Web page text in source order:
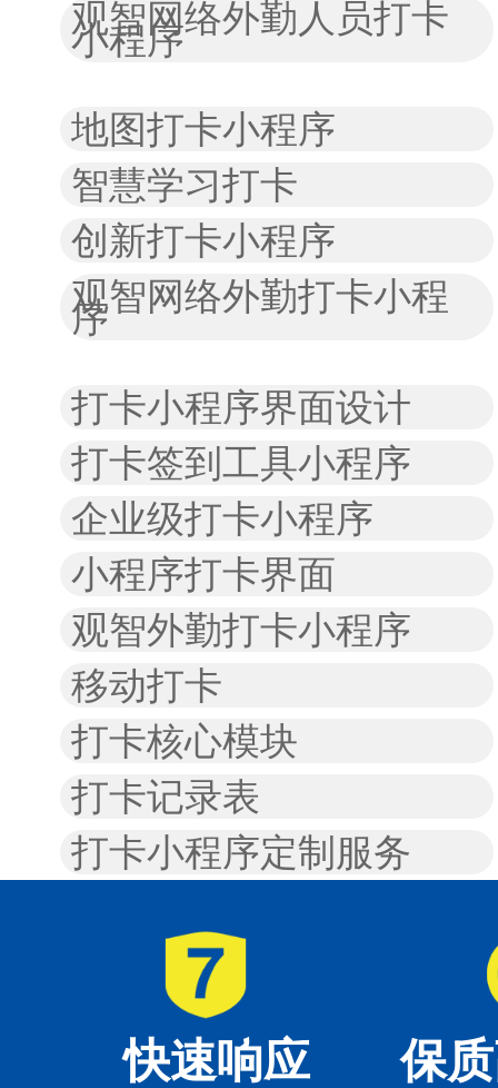
观智网络外勤人员打卡
小程序
地图打卡小程序
智慧学习打卡
创新打卡小程序
观智网络外勤打卡小程
序
打卡小程序界面设计
打卡签到工具小程序
企业级打卡小程序
小程序打卡界面
观智外勤打卡小程序
移动打卡
打卡核心模块
打卡记录表
打卡小程序定制服务
快速响应 保